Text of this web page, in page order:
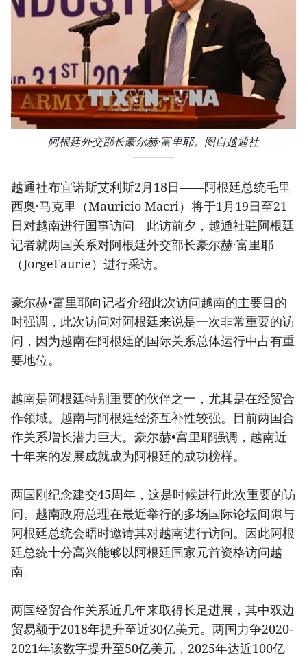
阿根廷外交部长豪尔赫·富里耶。图自越通社
越通社布宜诺斯艾利斯2月18日——阿根廷总统毛里
西奥·马克里（Mauricio Macri）将于1月19日至21
日对越南进行国事访问。此访前夕，越通社驻阿根廷
记者就两国关系对阿根廷外交部长豪尔赫·富里耶
（JorgeFaurie）进行采访。
豪尔赫•富里耶向记者介绍此次访问越南的主要目的
时强调，此次访问对阿根廷来说是一次非常重要的访
问，因为越南在阿根廷的国际关系总体运行中占有重
要地位。
越南是阿根廷特别重要的伙伴之一，尤其是在经贸合
作领域。越南与阿根廷经济互补性较强。目前两国合
作关系增长潜力巨大。豪尔赫•富里耶强调，越南近
十年来的发展成就成为阿根廷的成功榜样。
两国刚纪念建交45周年，这是时候进行此次重要的访
问。越南政府总理在最近举行的多场国际论坛间隙与
阿根廷总统会晤时邀请其对越南进行访问。因此阿根
廷总统十分高兴能够以阿根廷国家元首资格访问越
南。
两国经贸合作关系近几年来取得长足进展，其中双边
贸易额于2018年提升至近30亿美元。两国力争2020-
2021年该数字提升至50亿美元，2025年达近100亿